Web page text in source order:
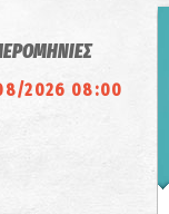
2026 08:00